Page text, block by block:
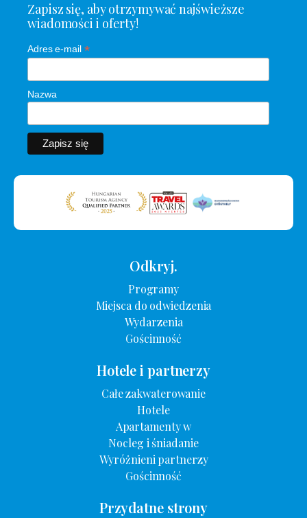
Zapisz się, aby otrzymywać najświeższe
wiadomości i oferty!
Adres e-mail *
Nazwa
Odkryj.
Programy
Miejsca do odwiedzenia
Wydarzenia
Gościnność
Hotele i partnerzy
Całe zakwaterowanie
Hotele
Apartamenty w
Nocleg i śniadanie
Wyróżnieni partnerzy
Gościnność
Przydatne strony